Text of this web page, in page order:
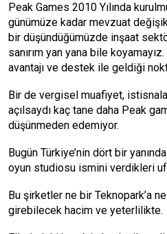
Peak Games 2010 Yılında
günümüze kadar mevzuat
bir düşündüğümüzde inşaat
sanırım yan yana bile
avantajı ve destek ile geldiği
Bir de vergisel muafiyet,
açılsaydı kaç tane daha Peak
düşünmeden edemiyor.
Bugün Türkiye’nin dört bir
oyun studiosu ismini verdikleri
Bu şirketler ne bir Teknopark’a
girebilecek hacim ve yeterlilikte.